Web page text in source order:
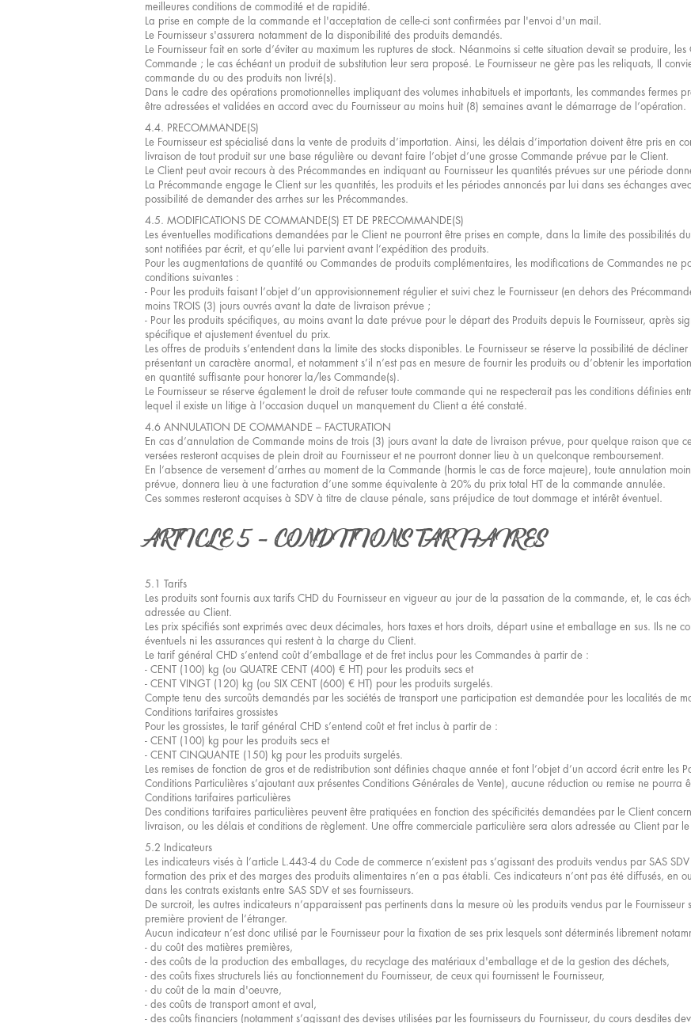
meilleures conditions de commodité et de rapidité.
La prise en compte de la commande et l'acceptation de celle-ci sont confirmées par l'envoi d'un mail.
Le Fournisseur s'assurera notamment de la disponibilité des produits demandés.
Le Fournisseur fait en sorte d’éviter au maximum les ruptures de stock. Néanmoins si cette situation devait se produire,
Commande ; le cas échéant un produit de substitution leur sera proposé. Le Fournisseur ne gère pas les reliquats, Il
commande du ou des produits non livré(s).
Dans le cadre des opérations promotionnelles impliquant des volumes inhabituels et importants, les commandes fermes
être adressées et validées en accord avec du Fournisseur au moins huit (8) semaines avant le démarrage de l’opération.
4.4. PRECOMMANDE(S)
Le Fournisseur est spécialisé dans la vente de produits d’importation. Ainsi, les délais d’importation doivent être pris en
livraison de tout produit sur une base régulière ou devant faire l’objet d’une grosse Commande prévue par le Client.
Le Client peut avoir recours à des Précommandes en indiquant au Fournisseur les quantités prévues sur une période
La Précommande engage le Client sur les quantités, les produits et les périodes annoncés par lui dans ses échanges
possibilité de demander des arrhes sur les Précommandes.
4.5. MODIFICATIONS DE COMMANDE(S) ET DE PRECOMMANDE(S)
Les éventuelles modifications demandées par le Client ne pourront être prises en compte, dans la limite des possibilités
sont notifiées par écrit, et qu’elle lui parvient avant l’expédition des produits.
Pour les augmentations de quantité ou Commandes de produits complémentaires, les modifications de Commandes ne
conditions suivantes :
- Pour les produits faisant l’objet d’un approvisionnement régulier et suivi chez le Fournisseur (en dehors des
moins TROIS (3) jours ouvrés avant la date de livraison prévue ;
- Pour les produits spécifiques, au moins avant la date prévue pour le départ des Produits depuis le Fournisseur, après
spécifique et ajustement éventuel du prix.
Les offres de produits s’entendent dans la limite des stocks disponibles. Le Fournisseur se réserve la possibilité de
présentant un caractère anormal, et notamment s’il n’est pas en mesure de fournir les produits ou d’obtenir les
en quantité suffisante pour honorer la/les Commande(s).
Le Fournisseur se réserve également le droit de refuser toute commande qui ne respecterait pas les conditions définies
lequel il existe un litige à l’occasion duquel un manquement du Client a été constaté.
4.6 ANNULATION DE COMMANDE – FACTURATION
En cas d’annulation de Commande moins de trois (3) jours avant la date de livraison prévue, pour quelque raison que
versées resteront acquises de plein droit au Fournisseur et ne pourront donner lieu à un quelconque remboursement.
En l’absence de versement d’arrhes au moment de la Commande (hormis le cas de force majeure), toute annulation
prévue, donnera lieu à une facturation d’une somme équivalente à 20% du prix total HT de la commande annulée.
Ces sommes resteront acquises à SDV à titre de clause pénale, sans préjudice de tout dommage et intérêt éventuel.
ARTICLE 5 - CONDITIONS TARIFAIRES
5.1 Tarifs
Les produits sont fournis aux tarifs CHD du Fournisseur en vigueur au jour de la passation de la commande, et, le cas
adressée au Client.
Les prix spécifiés sont exprimés avec deux décimales, hors taxes et hors droits, départ usine et emballage en sus. Ils ne
éventuels ni les assurances qui restent à la charge du Client.
Le tarif général CHD s’entend coût d’emballage et de fret inclus pour les Commandes à partir de :
- CENT (100) kg (ou QUATRE CENT (400) € HT) pour les produits secs et
- CENT VINGT (120) kg (ou SIX CENT (600) € HT) pour les produits surgelés.
Compte tenu des surcoûts demandés par les sociétés de transport une participation est demandée pour les localités de
Conditions tarifaires grossistes
Pour les grossistes, le tarif général CHD s’entend coût et fret inclus à partir de :
- CENT (100) kg pour les produits secs et
- CENT CINQUANTE (150) kg pour les produits surgelés.
Les remises de fonction de gros et de redistribution sont définies chaque année et font l’objet d’un accord écrit entre les
Conditions Particulières s’ajoutant aux présentes Conditions Générales de Vente), aucune réduction ou remise ne pourra
Conditions tarifaires particulières
Des conditions tarifaires particulières peuvent être pratiquées en fonction des spécificités demandées par le Client
livraison, ou les délais et conditions de règlement. Une offre commerciale particulière sera alors adressée au Client par le
5.2 Indicateurs
Les indicateurs visés à l’article L.443-4 du Code de commerce n’existent pas s’agissant des produits vendus par SAS
formation des prix et des marges des produits alimentaires n’en a pas établi. Ces indicateurs n’ont pas été diffusés, en
dans les contrats existants entre SAS SDV et ses fournisseurs.
De surcroit, les autres indicateurs n’apparaissent pas pertinents dans la mesure où les produits vendus par le
première provient de l’étranger.
Aucun indicateur n’est donc utilisé par le Fournisseur pour la fixation de ses prix lesquels sont déterminés librement
- du coût des matières premières,
- des coûts de la production des emballages, du recyclage des matériaux d'emballage et de la gestion des déchets,
- des coûts fixes structurels liés au fonctionnement du Fournisseur, de ceux qui fournissent le Fournisseur,
- du coût de la main d'oeuvre,
- des coûts de transport amont et aval,
- des coûts financiers (notamment s’agissant des devises utilisées par les fournisseurs du Fournisseur, du cours desdites